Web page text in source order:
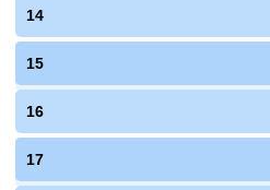
14
15
16
17